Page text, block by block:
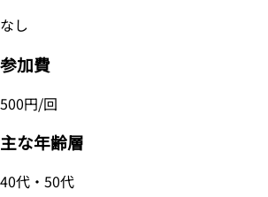
なし
参加費
500円/回
主な年齢層
40代・50代